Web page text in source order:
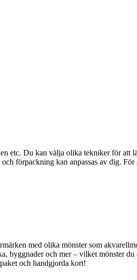
etc. Du kan välja olika tekniker för att
förpackning kan anpassas av dig. För
med olika mönster som
byggnader och mer – vilket mönster
och handgjorda kort!